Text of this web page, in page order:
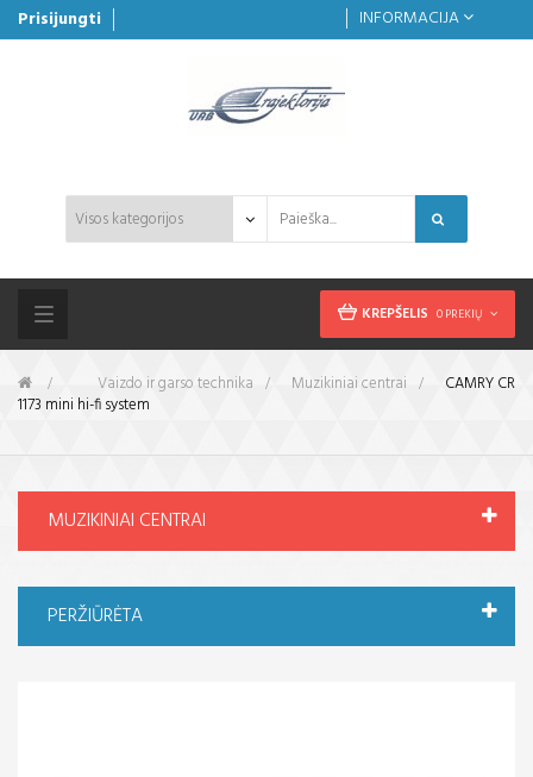
Prisijungti INFORMACIJA
KREPŠELIS 0 PREKIŲ
Toggle
navigation
&gt; Vaizdo ir garso technika > Muzikiniai centrai >
CAMRY CR
1173 mini hi-fi system
MUZIKINIAI CENTRAI
PERŽIŪRĖTA